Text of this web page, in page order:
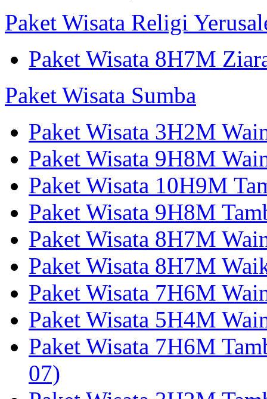
Paket Wisata Religi
Paket Wisata 8H7M
Paket Wisata Sumba
Paket Wisata 3H2M
Paket Wisata 9H8M
Paket Wisata 10H9M
Paket Wisata 9H8M
Paket Wisata 8H7M
Paket Wisata 8H7M
Paket Wisata 7H6M
Paket Wisata 5H4M
Paket Wisata 7H6M
07)